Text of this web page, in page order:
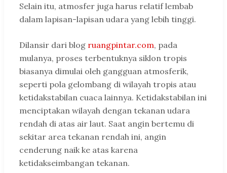
Selain itu, atmosfer juga harus relatif lembab
dalam lapisan-lapisan udara yang lebih tinggi.
Dilansir dari blog ruangpintar.com, pada
mulanya, proses terbentuknya siklon tropis
biasanya dimulai oleh gangguan atmosferik,
seperti pola gelombang di wilayah tropis atau
ketidakstabilan cuaca lainnya. Ketidakstabilan ini
menciptakan wilayah dengan tekanan udara
rendah di atas air laut. Saat angin bertemu di
sekitar area tekanan rendah ini, angin
cenderung naik ke atas karena
ketidakseimbangan tekanan.